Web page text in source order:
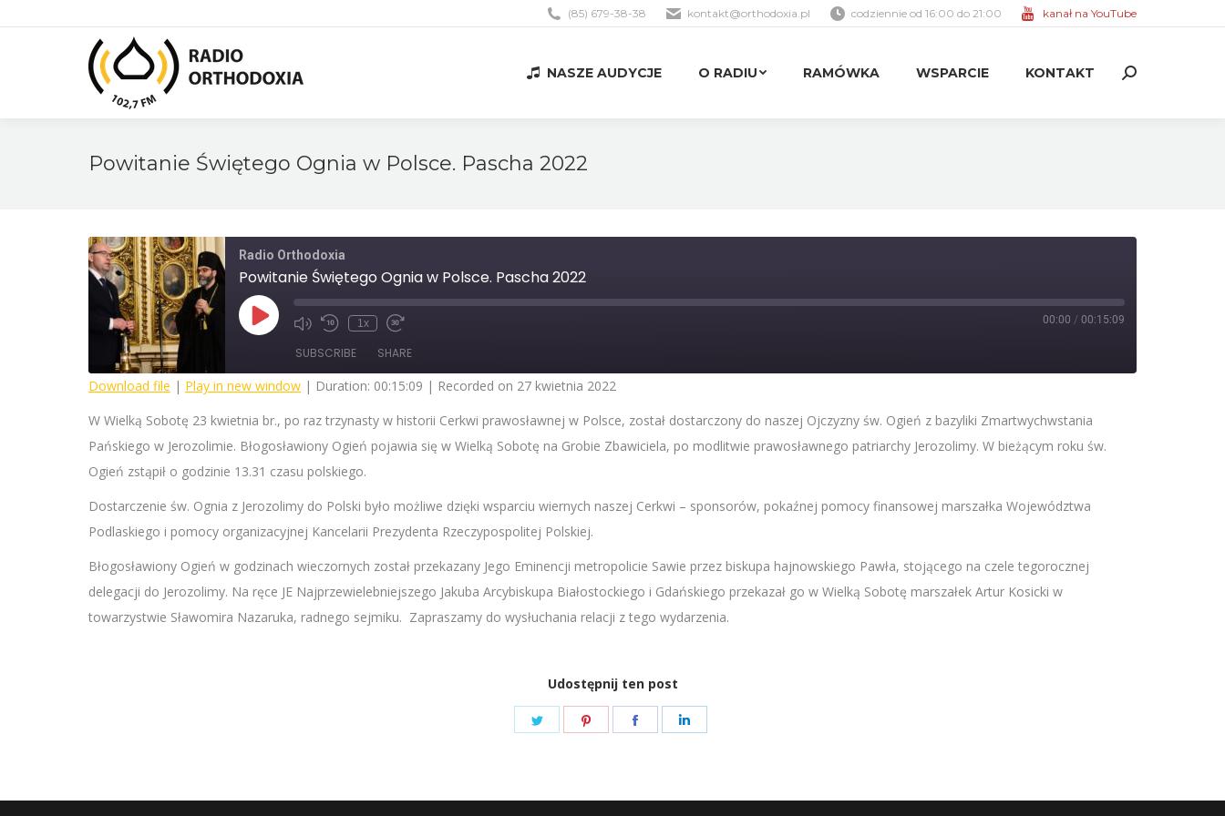
(85) 679-38-38 kontakt@orthodoxia.pl codziennie od 16:00 do 21:00 kanał na YouTube
NASZE AUDYCJE O RADIU RAMÓWKA WSPARCIE KONTAKT Search:
Powitanie Świętego Ognia w Polsce. Pascha 2022
Radio Orthodoxia
Powitanie Świętego Ognia w Polsce. Pascha 2022
Play
Episode Mute/Unmute
Rewind
Seconds
1x
Fast
30
seconds
00:00 / 00:15:09
SUBSCRIBE SHARE
RSS FEED
LINK
EMBED
Download file | Play in new window | Duration: 00:15:09 | Recorded on 27 kwietnia 2022
W Wielką Sobotę 23 kwietnia br., po raz trzynasty w historii Cerkwi prawosławnej w Polsce, został dostarczony do naszej Ojczyzny św. Ogień z bazyliki Zmartwychwstania
Pańskiego w Jerozolimie. Błogosławiony Ogień pojawia się w Wielką Sobotę na Grobie Zbawiciela, po modlitwie prawosławnego patriarchy Jerozolimy. W bieżącym roku św.
Ogień zstąpił o godzinie 13.31 czasu polskiego.
Dostarczenie św. Ognia z Jerozolimy do Polski było możliwe dzięki wsparciu wiernych naszej Cerkwi – sponsorów, pokaźnej pomocy finansowej marszałka Województwa
Podlaskiego i pomocy organizacyjnej Kancelarii Prezydenta Rzeczypospolitej Polskiej.
Błogosławiony Ogień w godzinach wieczornych został przekazany Jego Eminencji metropolicie Sawie przez biskupa hajnowskiego Pawła, stojącego na czele tegorocznej
delegacji do Jerozolimy. Na ręce JE Najprzewielebniejszego Jakuba Arcybiskupa Białostockiego i Gdańskiego przekazał go w Wielką Sobotę marszałek Artur Kosicki w
towarzystwie Sławomira Nazaruka, radnego sejmiku. Zapraszamy do wysłuchania relacji z tego wydarzenia.
Udostępnij ten post
Share
Share
Share